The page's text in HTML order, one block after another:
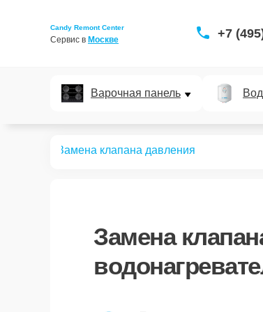
Candy Remont Center
Сервис в Москве +7
Варочная панель
Замена клапана давления
Замена